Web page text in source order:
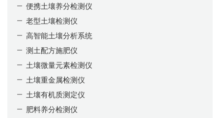
便携土壤养分检测仪
老型土壤检测仪
高智能土壤分析系统
测土配方施肥仪
土壤微量元素检测仪
土壤重金属检测仪
土壤有机质测定仪
肥料养分检测仪